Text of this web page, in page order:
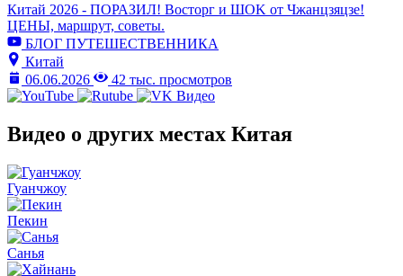
Китай 2026 - ПОРАЗИЛ! Восторг и ШOK от Чжанцзяцзе!
ЦЕНЫ, маршрут, советы.
БЛОГ ПУТЕШЕСТВЕННИКА
Китай
06.06.2026
42 тыс. просмотров
Видео о других местах Китая
Гуанчжоу
Пекин
Санья